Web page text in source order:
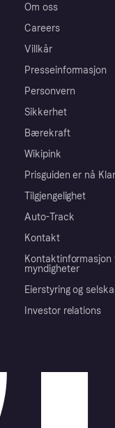
Om oss
Careers
Villkår
Presseinformasjon
Personvern
Sikkerhet
Bærekraft
Wikipink
Prisguiden er nå
Tilgjengelighet
Auto-Track
Kontakt
Kontaktinformasjon
myndigheter
Eierstyring og
Investor relations